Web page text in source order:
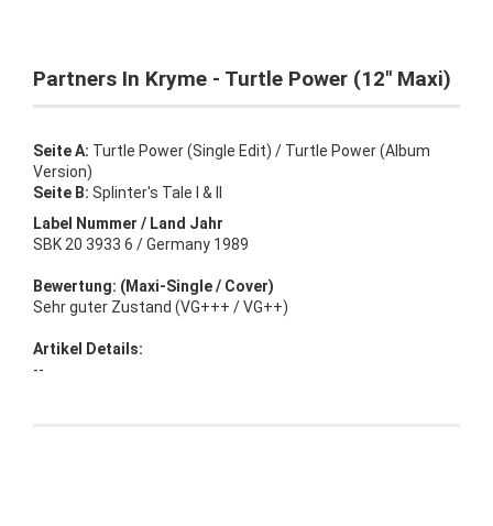
Partners In Kryme - Turtle Power (12" Maxi)
Seite A: Turtle Power (Single Edit) / Turtle Power (Album
Version)
Seite B: Splinter's Tale I & II
Label Nummer / Land Jahr
SBK 20 3933 6 / Germany 1989
Bewertung: (Maxi-Single / Cover)
Sehr guter Zustand (VG+++ / VG++)
Artikel Details:
--